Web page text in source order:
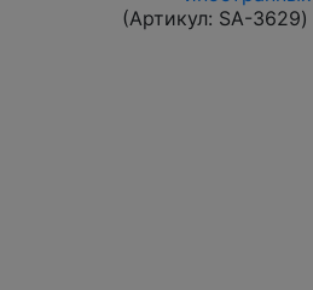
(Артикул: SA-3629)